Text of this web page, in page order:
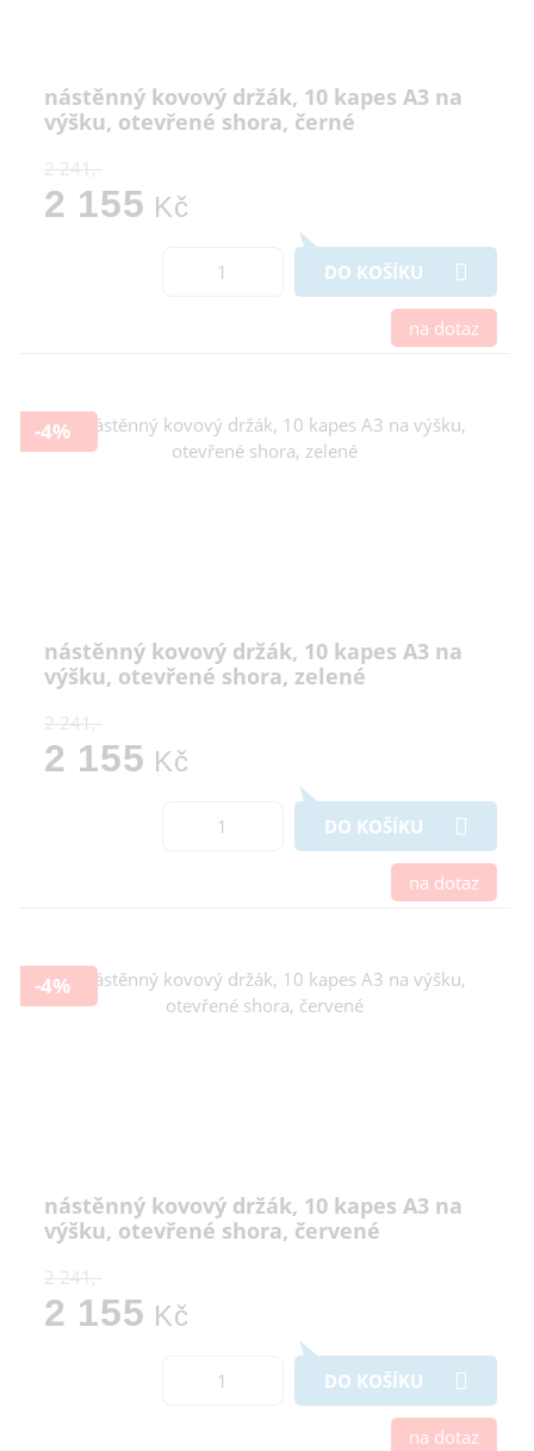
nástěnný kovový držák, 10 kapes A3 na
výšku, otevřené shora, černé
2 241,-
2 155 Kč
DO KOŠÍKU
na dotaz
-4%
nástěnný kovový držák, 10 kapes A3 na
výšku, otevřené shora, zelené
2 241,-
2 155 Kč
DO KOŠÍKU
na dotaz
-4%
nástěnný kovový držák, 10 kapes A3 na
výšku, otevřené shora, červené
2 241,-
2 155 Kč
DO KOŠÍKU
na dotaz